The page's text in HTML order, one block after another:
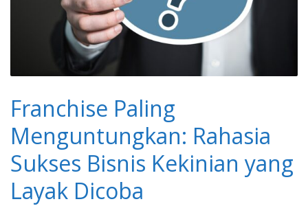
Franchise Paling
Menguntungkan: Rahasia
Sukses Bisnis Kekinian yang
Layak Dicoba